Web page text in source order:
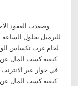
كيفية كسب المال عن
كيفية كسب المال عن